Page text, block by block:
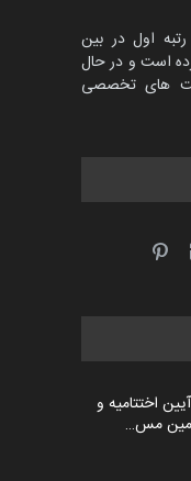
اول در بین
است و در حال
های تخصصی
اختتامیه و
مس…